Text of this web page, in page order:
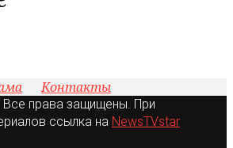
Контакты
права защищены. При
ссылка на NewsTVstar